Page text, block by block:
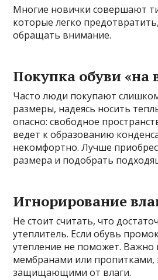
Многие новички совершают
которые легко
обращать внимание.
Покупка обуви «на
Часто люди покупают
размеры, надеясь носить
опасно: свободное
ведет к образованию
некомфортно. Лучше
размера и подобрать
Игнорирование
Не стоит считать, что
утеплитель. Если обувь
утепление не поможет. Важно
мембранами или пропитками,
защищающими от влаги.